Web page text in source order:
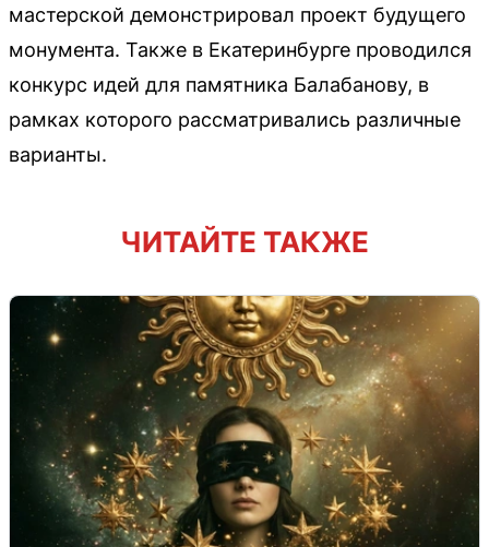
мастерской демонстрировал проект будущего
монумента. Также в Екатеринбурге проводился
конкурс идей для памятника Балабанову, в
рамках которого рассматривались различные
варианты.
ЧИТАЙТЕ ТАКЖЕ